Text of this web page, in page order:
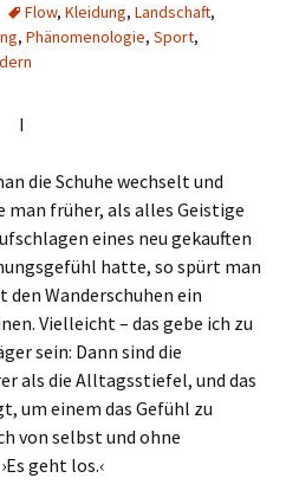
Flow, Kleidung, Landschaft,
, Phänomenologie, Sport,
I
die Schuhe wechselt und
man früher, als alles Geistige
eines neu gekauften
hatte, so spürt man
Wanderschuhen ein
Vielleicht – das gebe ich zu
sein: Dann sind die
als die Alltagsstiefel, und das
um einem das Gefühl zu
von selbst und ohne
geht los.‹